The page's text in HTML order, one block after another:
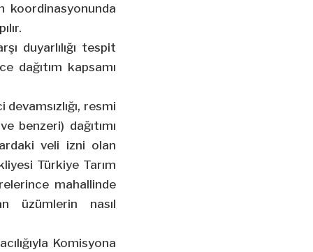
koordinasyonunda
duyarlılığı tespit
dağıtım kapsamı
resmi
benzeri) dağıtımı
veli izni olan
Türkiye Tarım
mahallinde
üzümlerin nasıl
Komisyona